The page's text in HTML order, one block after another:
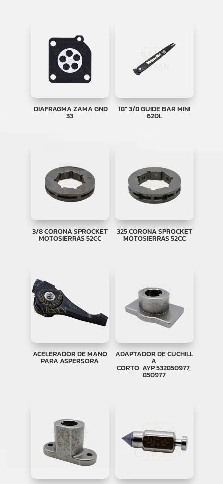
DIAFRAGMA ZAMA GND
33
18″ 3/8 GUIDE BAR MINI
62DL
3/8 CORONA SPROCKET
MOTOSIERRAS 52CC
325 CORONA SPROCKET
MOTOSIERRAS 52CC
ACELERADOR DE MANO
PARA ASPERSORA
ADAPTADOR DE CUCHILL
A
CORTO AYP 532850977,
850977